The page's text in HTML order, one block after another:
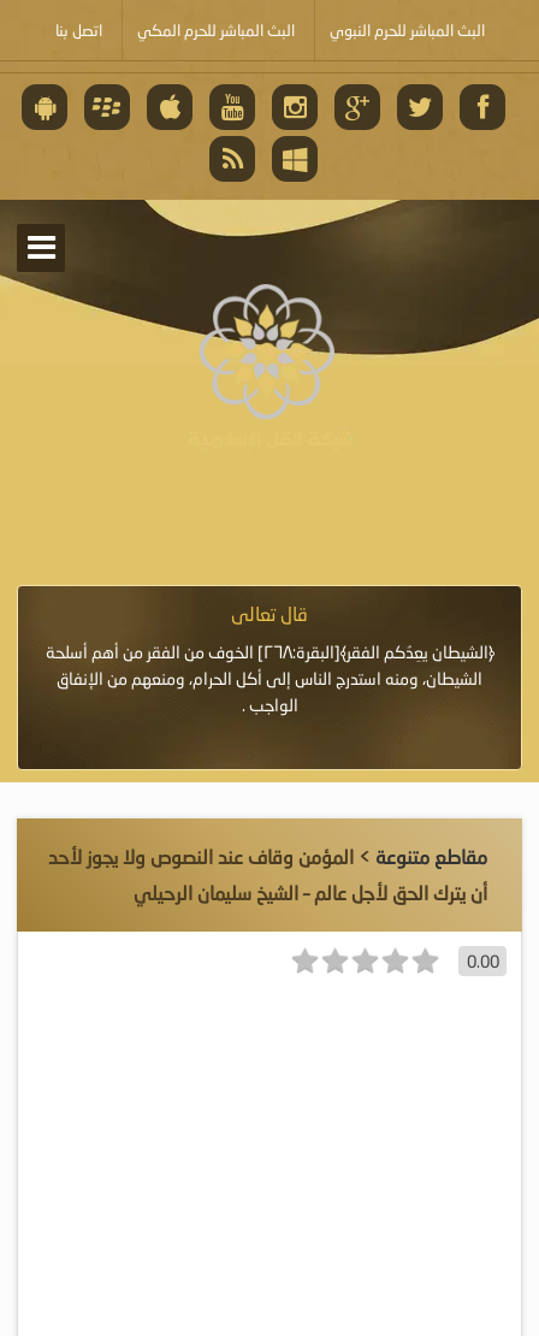
البث المباشر للحرم النبوي البث المباشر للحرم المكي اتصل بنا
قال تعالى
﴿الشيطان يعِدُكم الفقر﴾[البقرة:٢٦٨] الخوف من الفقر من أهم أسلحة
الشيطان، ومنه استدرج الناس إلى أكل الحرام، ومنعهم من الإنفاق
الواجب .
مقاطع متنوعة > المؤمن وقاف عند النصوص ولا يجوز لأحد
أن يترك الحق لأجل عالم – الشيخ سليمان الرحيلي
0.00